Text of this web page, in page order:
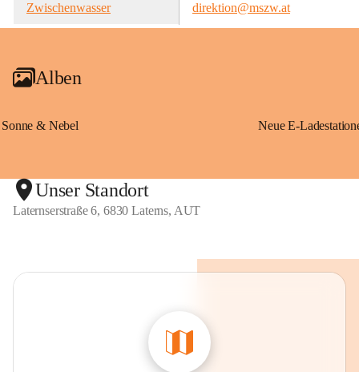
Zwischenwasser
direktion@mszw.at
Alben
Sonne & Nebel
Unser Standort
Laternserstraße 6, 6830 Laterns, AUT